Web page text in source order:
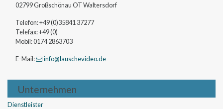
02799Großschönau OT Waltersdorf
Telefon:+49 (0)35841 37277
Telefax:+49 (0)
Mobil:0174 2863703
E-Mail: info@lauschevideo.de
Unternehmen
Dienstleister